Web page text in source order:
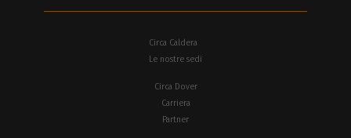
Circa Caldera
Le nostre sedi
Circa Dover
Carriera
Partner